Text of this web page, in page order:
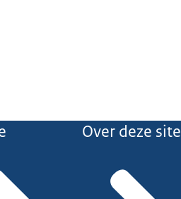
Over deze site